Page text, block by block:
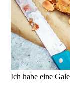
Ich habe eine